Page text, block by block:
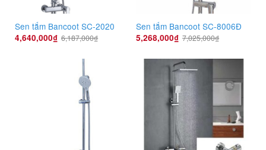
Sen tắm Bancoot SC-2020
4,640,000₫ 6,187,000₫
Sen tắm Bancoot SC-8006Đ
5,268,000₫ 7,025,000₫